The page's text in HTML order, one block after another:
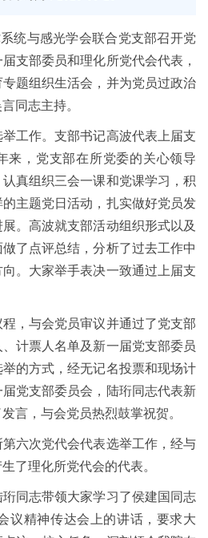
与感光学会联合党支部召开党
支部委员和理化所党代会代表，
题组织生活会，并为党员过政治
同志主持。
作。支部书记高波代表上届支
来，党支部在所党委的关心领导
真组织三会一课和党课学习，积
主题党日活动，扎实做好党员发
。高波就支部活动组织形式以及
了点评总结，分析了过去工作中
。大家举手表决一致通过上届支
与会党员审议并通过了党支部
计票人名单及新一届党支部委员
的方式，经无记名投票和现场计
党支部委员会，陆珩同志代表新
言，与会党员热烈鼓掌祝贺。
次党代会代表选举工作，经与
了理化所党代会的代表。
志带领大家学习了侯建国同志
议精神传达会上的讲话，要求大